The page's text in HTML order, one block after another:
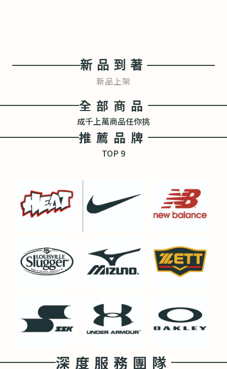
新品到著
新品上架
全部商品
成千上萬商品任你挑
推薦品牌
TOP 9
深度服務團隊